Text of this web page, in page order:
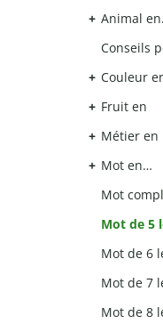
Animal
Conseils
Couleur
Fruit en
Métier en
Mot en…
Mot
Mot de 5
Mot de 6
Mot de 7
Mot de 8